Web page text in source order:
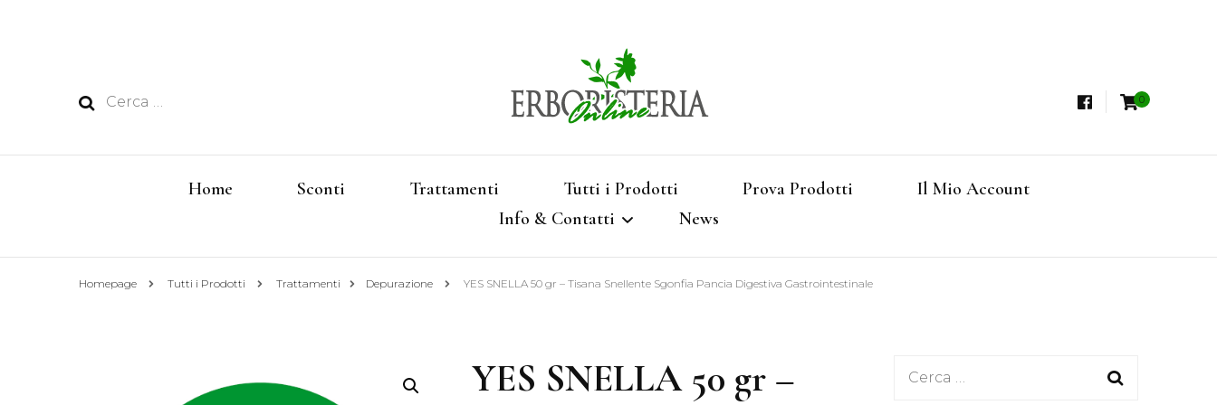
Ricerca
Erboristeria
Shop Online
Vendita di Botaniche, Erbe e Spezie Officinali, Tisane Terapeutiche Esclusive, Tè Pregiati
0
Home Sconti Trattamenti Tutti i Prodotti Prova Prodotti
Il Mio Account
Info & Contatti
Privacy e Cookies
News
Homepage Tutti i Prodotti Trattamenti Depurazione YES SNELLA 50 gr – Tisana Snellente Sgonfia Pancia Digestiva Gastrointestinale
YES SNELLA 50 gr –
Ricerca